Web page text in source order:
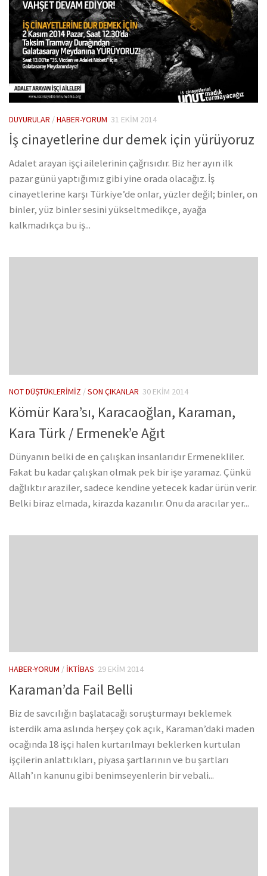
DUYURULAR /HABER-YORUM 31 EKIM 2014
İş cinayetlerine dur demek için yürüyoruz
Adalet arayan işçi ailelerinin çağrısıdır. Biz her ayın ilk
pazar günü yaptığımız gibi yine orada olacağız. İş
cinayetlerine karşı Türkiye’de onlar, yüzler değil; binler, on
binler, yüz binler sesini yükseltmedikçe, ayağa
kalkmadıkça bu iş...
NOT DÜŞTÜKLERIMIZ /SON ÇIKANLAR 30 EKIM 2014
Kömür Kara’sı, Karacaoğlan, Karaman,
Kara Türk / Ermenek’e Ağıt
Dünyanın belki de en çalışkan insanlarıdır Ermenekliler.
Fakat bu kadar çalışkan olmak pek bir işe yaramaz. Çünkü
dağlıktır araziler, sadece kendine yetecek kadar ürün verir.
Belki biraz elmada, kirazda kazanılır. Onu da aracılar yer...
HABER-YORUM / İKTIBAS 29 EKIM 2014
Karaman’da Fail Belli
Biz de savcılığın başlatacağı soruşturmayı beklemek
isterdik ama aslında herşey çok açık, Karaman’daki maden
ocağında 18 işçi halen kurtarılmayı beklerken kurtulan
işçilerin anlattıkları, piyasa şartlarının ve bu şartları
Allah’ın kanunu gibi benimseyenlerin bir vebali...